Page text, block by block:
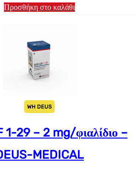
Προσθήκη στο καλάθι
WH DEUS
1-29 – 2 mg/φιαλίδιο –
MEDICAL